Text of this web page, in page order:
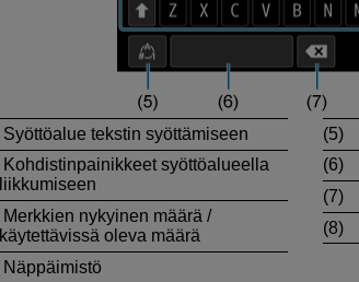
Syöttöalue tekstin syöttämiseen
Kohdistinpainikkeet syöttöalueella
liikkumiseen
Merkkien nykyinen määrä /
käytettävissä oleva määrä
Näppäimistö
(5)
(6)
(7)
(8)